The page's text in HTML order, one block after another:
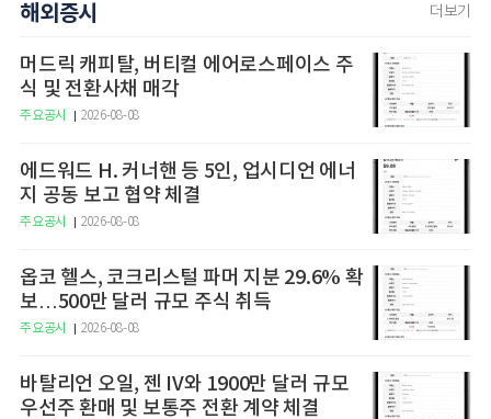
해외증시 더보기
머드릭 캐피탈, 버티컬 에어로스페이스 주
식 및 전환사채 매각
주요공시 2026-08-08
에드워드 H. 커너핸 등 5인, 업시디언 에너
지 공동 보고 협약 체결
주요공시 2026-08-08
옵코 헬스, 코크리스털 파머 지분 29.6% 확
보…500만 달러 규모 주식 취득
주요공시 2026-08-08
바탈리언 오일, 젠 IV와 1900만 달러 규모
우선주 환매 및 보통주 전환 계약 체결